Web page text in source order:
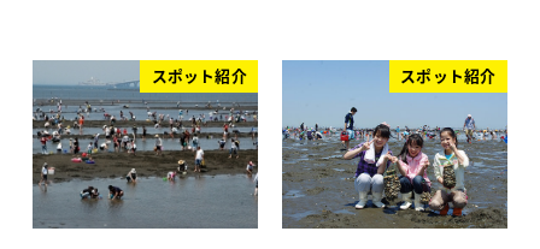
スポット紹介 スポット紹介